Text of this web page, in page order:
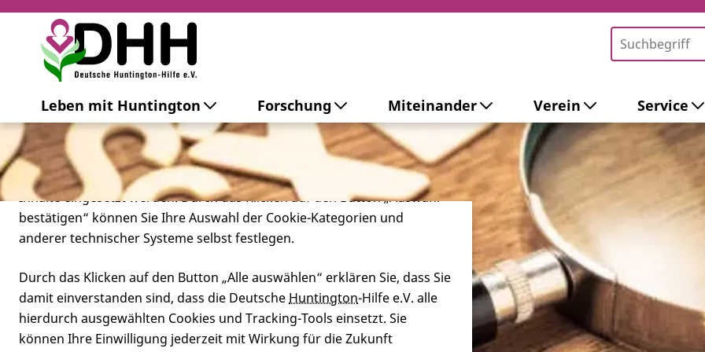
Leben mit Huntington Forschung Miteinander Verein Service
Cookie-Einstellungen
Diese Webseite setzt verschiedene Cookies und Tracking-Tools ein. Dies
beinhaltet Cookies und Tracking-Tools, die für den Betrieb der Webseite
technisch notwendig sind, die zu statistischen Zwecken sowie zur
besseren Bedienbarkeit der Webseite und zur Anzeige personalisierter
Inhalte eingesetzt werden. Durch das Klicken auf den Button „Auswahl
bestätigen“ können Sie Ihre Auswahl der Cookie-Kategorien und
anderer technischer Systeme selbst festlegen.
Durch das Klicken auf den Button „Alle auswählen“ erklären Sie, dass Sie
damit einverstanden sind, dass die DeutscheHuntington-Hilfe e.V. alle
hierdurch ausgewählten Cookies und Tracking-Tools einsetzt. Sie
können Ihre Einwilligung jederzeit mit Wirkung für die Zukunft